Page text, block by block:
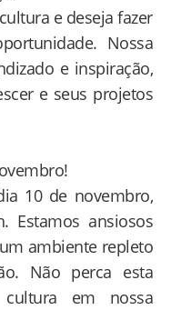
e deseja fazer
Nossa
e inspiração,
e seus projetos
10 de novembro,
Estamos ansiosos
ambiente repleto
Não perca esta
em nossa